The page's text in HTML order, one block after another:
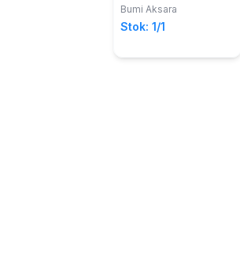
Bumi Aksara
Stok: 1/1